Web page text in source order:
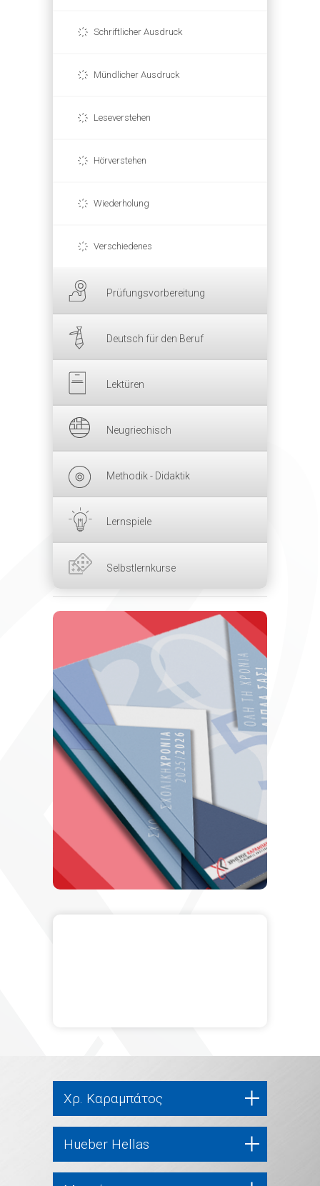
Schriftlicher Ausdruck
Mündlicher Ausdruck
Leseverstehen
Hörverstehen
Wiederholung
Verschiedenes
Prüfungsvorbereitung
Deutsch für den Beruf
Lektüren
Neugriechisch
Methodik - Didaktik
Lernspiele
Selbstlernkurse
Χρ. Καραμπάτος
Hueber Hellas